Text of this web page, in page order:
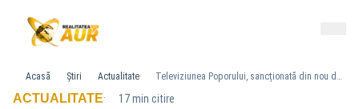
Acasă Știri Actualitate Televiziunea Poporului, sancționată din nou de CNA pentru că este alături de suveraniști. Presiunile la adresa postului Realitatea PLUS continuă
ACTUALITATE· 17 min citire